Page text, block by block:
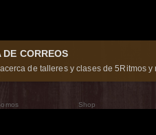
DE CORREOS
de talleres y clases de 5Ritmos y
Shop